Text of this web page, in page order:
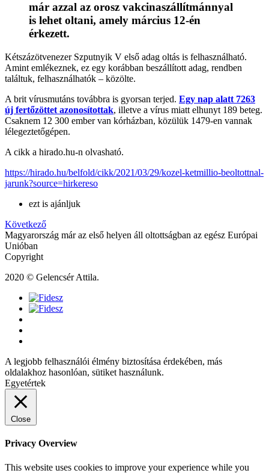
már azzal az orosz vakcinaszállítmánnyal
is lehet oltani, amely március 12-én
érkezett.
Kétszázötvenezer Szputnyik V első adag oltás is felhasználható.
Amint emlékeznek, ez egy korábban beszállított adag, rendben
találtuk, felhasználhatók – közölte.
A brit vírusmutáns továbbra is gyorsan terjed. Egy nap alatt 7263
új fertőzöttet azonosítottak, illetve a vírus miatt elhunyt 189 beteg.
Csaknem 12 300 ember van kórházban, közülük 1479-en vannak
lélegeztetőgépen.
A cikk a hirado.hu-n olvasható.
https://hirado.hu/belfold/cikk/2021/03/29/kozel-ketmillio-beoltottnal-
jarunk?source=hirkereso
ezt is ajánljuk
Következő
Magyarország már az első helyen áll oltottságban az egész Európai
Unióban
Copyright
2020 © Gelencsér Attila.
A legjobb felhasználói élmény biztosítása érdekében, más
oldalakhoz hasonlóan, sütiket használunk.
Egyetértek
Close
Privacy Overview
This website uses cookies to improve your experience while you